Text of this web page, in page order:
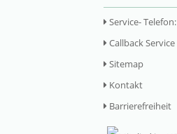
Service-
Callback Service
Sitemap
Kontakt
Barrierefreiheit